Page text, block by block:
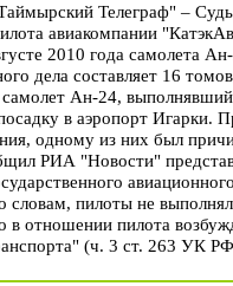
Телеграф" – Судья
авиакомпании
2010 года самолета
дела составляет 16
Ан-24,
в аэропорт Игарки.
одному из них был
РИА "Новости"
пилоты не
в отношении пилота
(ч. 3 ст. 263 УК